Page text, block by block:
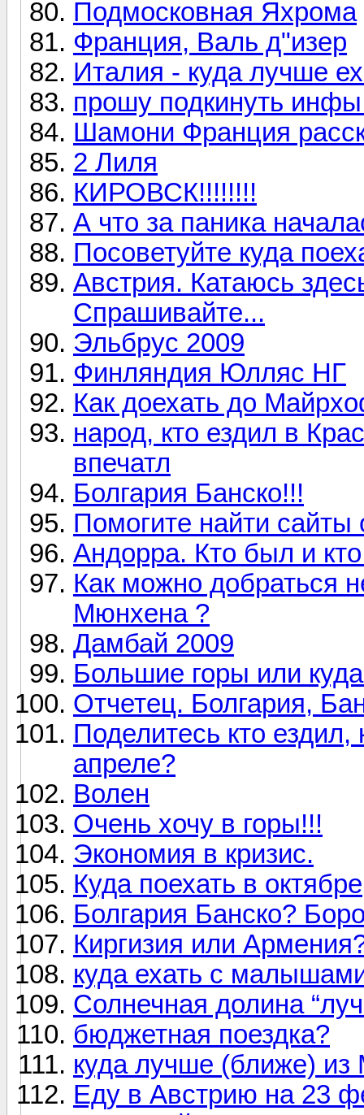
Подмосковная Яхрома
Франция, Валь д"изер
Италия - куда лучше
прошу подкинуть
Шамони Франция
2 Лиля
КИРОВСК!!!!!!!!
А что за паника
Посоветуйте куда
Австрия. Катаюсь
Спрашивайте...
Эльбрус 2009
Финляндия Юлляс НГ
Как доехать до
народ, кто ездил в
впечатл
Болгария Банско!!!
Помогите найти сайты
Андорра. Кто был и
Как можно добраться
Мюнхена ?
Дамбай 2009
Большие горы или
Отчетец. Болгария,
Поделитесь кто
апреле?
Волен
Очень хочу в горы!!!
Экономия в кризис.
Куда поехать в октябре
Болгария Банско?
Киргизия или
куда ехать с
Солнечная долина
бюджетная поездка?
куда лучше (ближе)
Еду в Австрию на 23